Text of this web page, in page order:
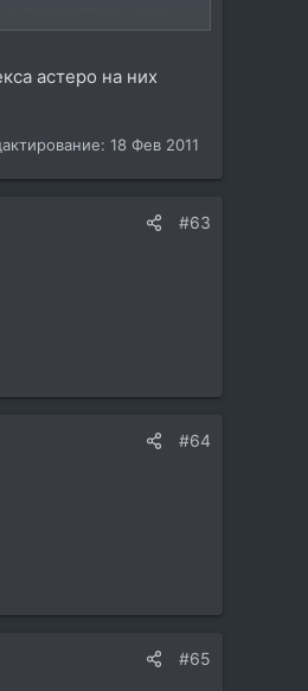
воксенгами, надо
астеро на них
18 Фев 2011
#63
#64
#65